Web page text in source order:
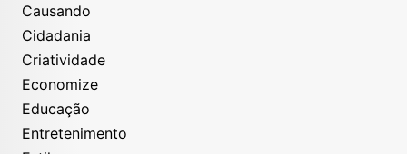
Causando
Cidadania
Criatividade
Economize
Educação
Entretenimento